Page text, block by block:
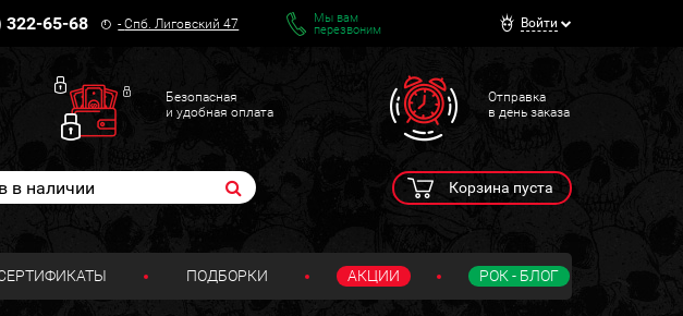
322-65-68 -Спб. Лиговский 47
Мы вам
перезвоним
Войти
Безопасная
и удобная оплата
Отправка
в день заказа
Корзина пуста
ПОДБОРКИ АКЦИИ РОК - БЛОГ